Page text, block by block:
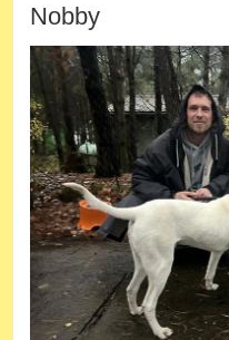
Nobby